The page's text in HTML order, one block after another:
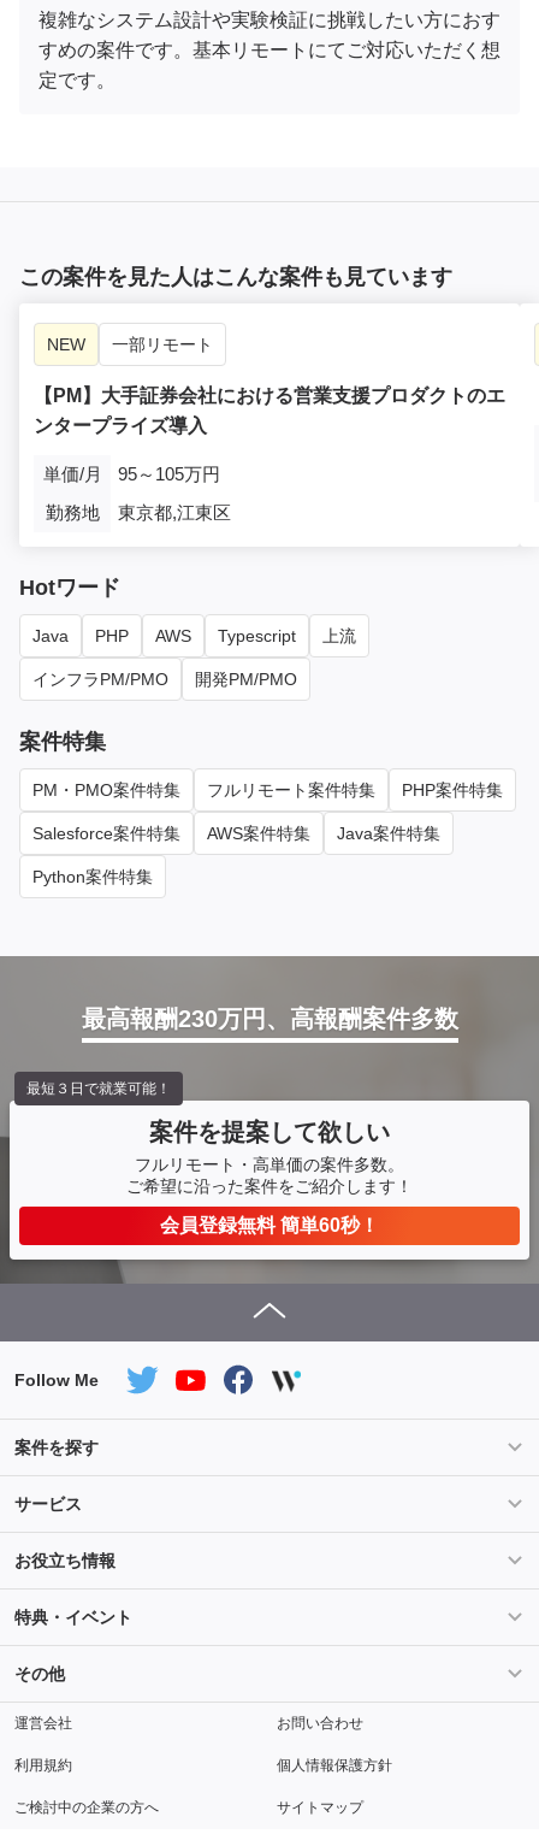
複雑なシステム設計や実験検証に挑戦したい方におす
すめの案件です。基本リモートにてご対応いただく想
定です。
この案件を見た人はこんな案件も見ています
NEW 一部リモート
【PM】大手証券会社における営業支援プロダクトのエ
ンタープライズ導入
単価/月
95～105万円
勤務地
東京都,江東区
Hotワード
Java PHP AWS Typescript 上流
インフラPM/PMO 開発PM/PMO
案件特集
PM・PMO案件特集 フルリモート案件特集 PHP案件特集
Salesforce案件特集 AWS案件特集 Java案件特集
Python案件特集
最高報酬230万円、高報酬案件多数
案件を提案して欲しい
フルリモート・高単価の案件多数。
ご希望に沿った案件をご紹介します！
会員登録無料 簡単60秒！
最短３日で就業可能！
Follow Me
案件を探す
条件を指定して案件を探す
Salesforce案件特集 AWS案件特集
サービス
サービス紹介
ご登録から参画までの流れ フリーランスの声
お役立ち情報
ライフ
キャリア スキル・テクノロジー
特典・イベント
セミナー
その他
メディアパートナー 採用
運営会社 お問い合わせ
利用規約 個人情報保護方針
ご検討中の企業の方へ サイトマップ